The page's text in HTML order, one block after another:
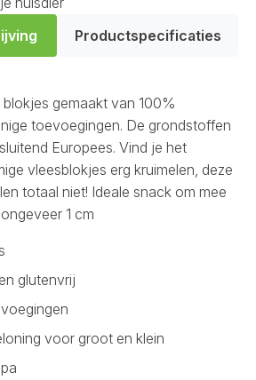
Productspecificaties
gemaakt van 100%
toevoegingen. De grondstoffen
Europees. Vind je het
vleesblokjes erg kruimelen, deze
totaal niet! Ideale snack om mee
1 cm
glutenvrij
voor groot en klein